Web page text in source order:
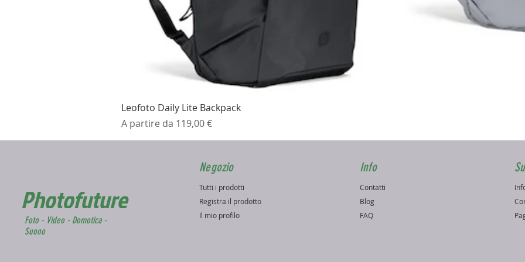
Leofoto Daily Lite Backpack
A partire da 119,00 €
Prezzo scontato
Photofuture
Foto - Video - Domotica -
Suono
Negozio
Tutti i prodotti
Registra il prodotto
Il mio profilo
Info
Contatti
Blog
FAQ